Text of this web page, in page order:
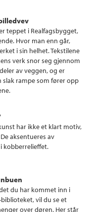
teppet i Realfagsbygget,
Hvor man enn går,
i sin helhet. Tekstilene
verk snor seg gjennom
av veggen, og er
slak rampe som fører opp
har ikke et klart motiv,
aksentueres av
kobberrelieffet.
du har kommet inn i
vil du se et
over døren. Her står